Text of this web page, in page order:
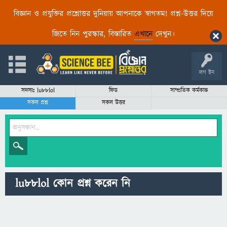
বিজ্ঞান ও প্রযুক্তির প্রশ্নোত্তর দুনিয়ায় আপনাকে স্বাগতম! প্রশ্ন-উত্তর দিয়ে
জিতে নিন পুরস্কার, বিস্তারিত এখানেদেখুন।
লগ ইন
সদস্যঃ lu88lol ফিড
সাম্প্রতিক কর্মকান্ড
সকল প্রশ্ন
সকল উত্তর
lu88lol কোন প্রশ্ন করেন নি